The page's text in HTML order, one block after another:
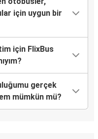
için uygun bir
için FlixBus
gerçek
mümkün mü?